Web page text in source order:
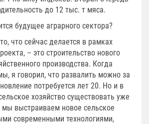
до 12 тыс. т мяса.
будущее аграрного сектора?
что сейчас делается в рамках
– это строительство нового
производства. Когда
я говорил, что развалить можно за
потребуется лет 20. Но и в
хозяйство существовать уже
мы выстраиваем новое сельское
современными технологиями,